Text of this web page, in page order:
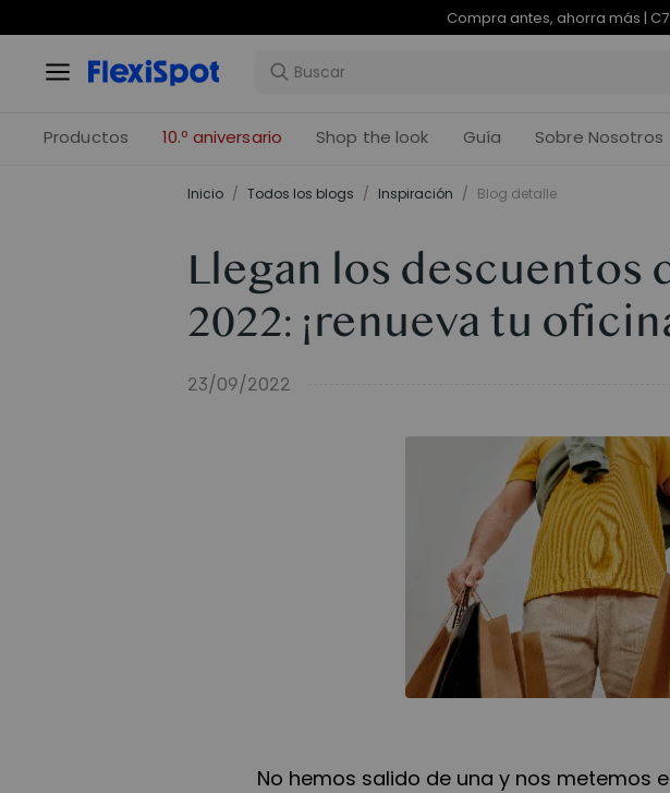
Compra antes, ahorra más |
Productos 10.º aniversario Shop the look Guía Sobre Nosotros
Inicio / Todos los blogs / Inspiración / Blog detalle
Llegan los descuentos
2022: ¡renueva tu
23/09/2022
No hemos salido de una y nos metemos